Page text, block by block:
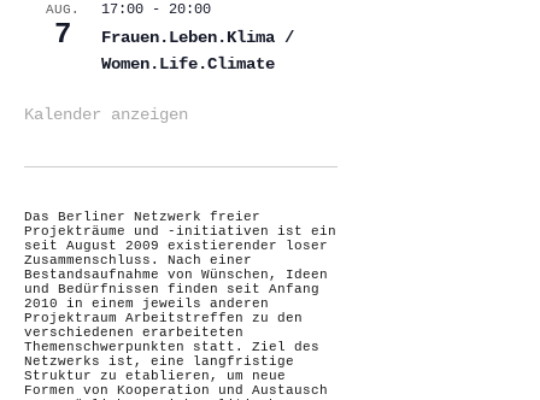
AUG.
7
17:00 - 20:00
Frauen.Leben.Klima /
Women.Life.Climate
Kalender anzeigen
Das Berliner Netzwerk freier
Projekträume und -initiativen ist ein
seit August 2009 existierender loser
Zusammenschluss. Nach einer
Bestandsaufnahme von Wünschen, Ideen
und Bedürfnissen finden seit Anfang
2010 in einem jeweils anderen
Projektraum Arbeitstreffen zu den
verschiedenen erarbeiteten
Themenschwerpunkten statt. Ziel des
Netzwerks ist, eine langfristige
Struktur zu etablieren, um neue
Formen von Kooperation und Austausch